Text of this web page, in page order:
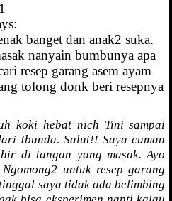
banget dan anak2 suka.
nanyain bumbunya apa
resep garang asem ayam
tolong donk beri resepnya
koki hebat nich Tini sampai
Ibunda. Salut!! Saya cuman
di tangan yang masak. Ayo
untuk resep garang
saya tidak ada belimbing